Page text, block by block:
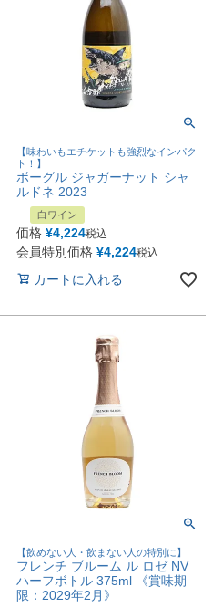
【味わいもエチケットも強烈なインパク
ト！】
ボーグル ジャガーナット シャ
ルドネ 2023
白ワイン
価格 ¥4,224税込
会員特別価格 ¥4,224税込
カートに入れる
【飲めない人・飲まない人の特別に】
フレンチ ブルーム ル ロゼ NV
ハーフボトル 375ml 《賞味期
限：2029年2月》